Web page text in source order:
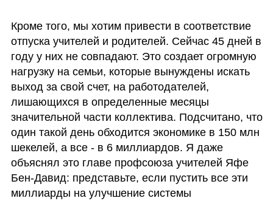
Кроме того, мы хотим привести в соответствие
отпуска учителей и родителей. Сейчас 45 дней в
году у них не совпадают. Это создает огромную
нагрузку на семьи, которые вынуждены искать
выход за свой счет, на работодателей,
лишающихся в определенные месяцы
значительной части коллектива. Подсчитано, что
один такой день обходится экономике в 150 млн
шекелей, а все - в 6 миллиардов. Я даже
объяснял это главе профсоюза учителей Яфе
Бен-Давид: представьте, если пустить все эти
миллиарды на улучшение системы